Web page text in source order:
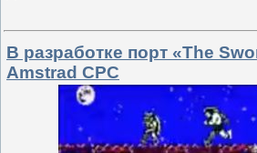
В разработке порт «The
Amstrad CPC